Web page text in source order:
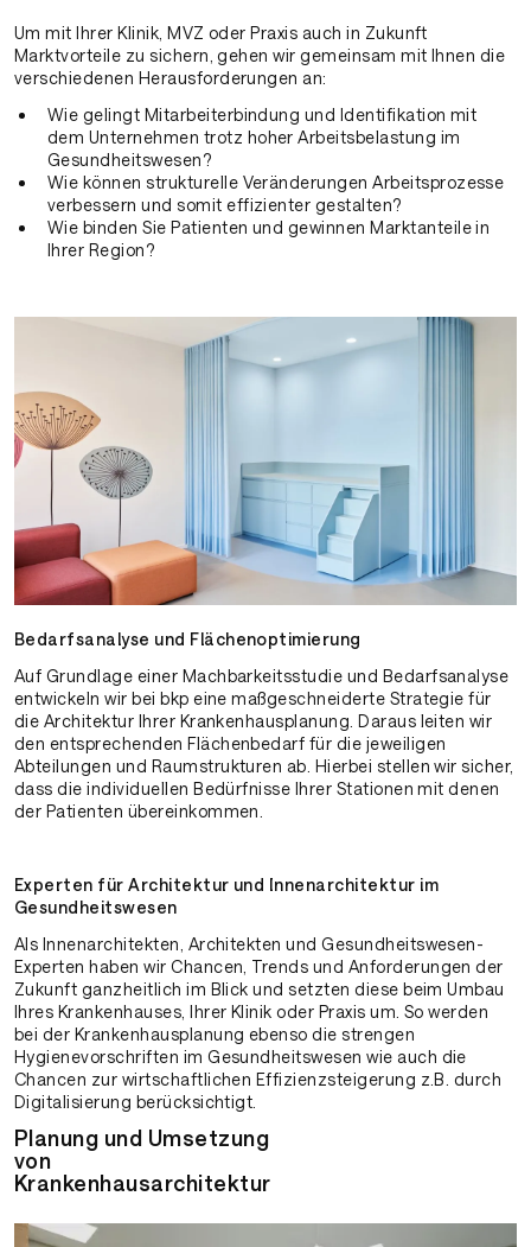
Um mit Ihrer Klinik, MVZ oder Praxis auch in Zukunft
Marktvorteile zu sichern, gehen wir gemeinsam mit Ihnen die
verschiedenen Herausforderungen an:
Wie gelingt Mitarbeiterbindung und Identifikation mit
dem Unternehmen trotz hoher Arbeitsbelastung im
Gesundheitswesen?
Wie können strukturelle Veränderungen Arbeitsprozesse
verbessern und somit effizienter gestalten?
Wie binden Sie Patienten und gewinnen Marktanteile in
Ihrer Region?
Bedarfsanalyse und Flächenoptimierung
Auf Grundlage einer Machbarkeitsstudie und Bedarfsanalyse
entwickeln wir bei bkp eine maßgeschneiderte Strategie für
die Architektur Ihrer Krankenhausplanung. Daraus leiten wir
den entsprechenden Flächenbedarf für die jeweiligen
Abteilungen und Raumstrukturen ab. Hierbei stellen wir sicher,
dass die individuellen Bedürfnisse Ihrer Stationen mit denen
der Patienten übereinkommen.
Experten für Architektur und Innenarchitektur im
Gesundheitswesen
Als Innenarchitekten, Architekten und Gesundheitswesen-
Experten haben wir Chancen, Trends und Anforderungen der
Zukunft ganzheitlich im Blick und setzten diese beim Umbau
Ihres Krankenhauses, Ihrer Klinik oder Praxis um. So werden
bei der Krankenhausplanung ebenso die strengen
Hygienevorschriften im Gesundheitswesen wie auch die
Chancen zur wirtschaftlichen Effizienzsteigerung z.B. durch
Digitalisierung berücksichtigt.
Planung und Umsetzung
von
Krankenhausarchitektur